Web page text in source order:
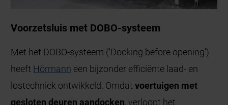
Voorzetsluis met DOBO-systeem
Met het DOBO-systeem ('Docking before opening')
heeft Hörmann een bijzonder efficiënte laad- en
lostechniek ontwikkeld. Omdatvoertuigen met
gesloten deuren aandocken, verloopt het